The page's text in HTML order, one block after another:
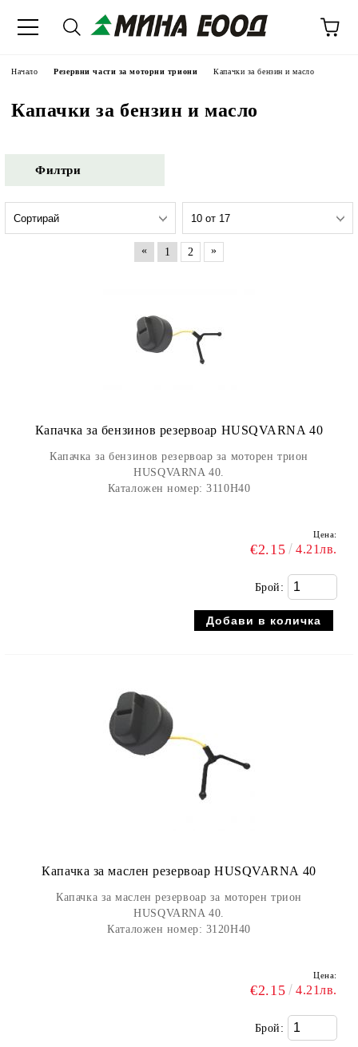
Начало Резервни части за моторни триони Капачки за бензин и масло
Капачки за бензин и масло
Филтри
« 1 2 »
Капачка за бензинов резервоар HUSQVARNA 40
Капачка за бензинов резервоар за моторен трион
HUSQVARNA 40.
Каталожен номер: 3110H40
Цена:
€2.15 4.21лв.
Брой:
Капачка за маслен резервоар HUSQVARNA 40
Капачка за маслен резервоар за моторен трион
HUSQVARNA 40.
Каталожен номер: 3120H40
Цена:
€2.15 4.21лв.
Брой: